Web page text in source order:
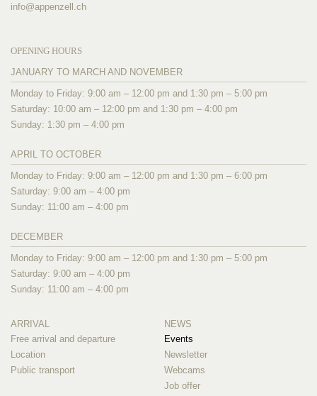
info@appenzell.ch
OPENING HOURS
JANUARY TO MARCH AND NOVEMBER
Monday to Friday: 9:00 am – 12:00 pm and 1:30 pm – 5:00 pm
Saturday: 10:00 am – 12:00 pm and 1:30 pm – 4:00 pm
Sunday: 1:30 pm – 4:00 pm
APRIL TO OCTOBER
Monday to Friday: 9:00 am – 12:00 pm and 1:30 pm – 6:00 pm
Saturday: 9:00 am – 4:00 pm
Sunday: 11:00 am – 4:00 pm
DECEMBER
Monday to Friday: 9:00 am – 12:00 pm and 1:30 pm – 5:00 pm
Saturday: 9:00 am – 4:00 pm
Sunday: 11:00 am – 4:00 pm
ARRIVAL
Free arrival and departure
Location
Public transport
NEWS
Events
Newsletter
Webcams
Job offer